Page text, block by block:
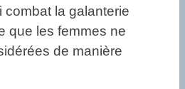
combat la galanterie
que les femmes ne
de manière